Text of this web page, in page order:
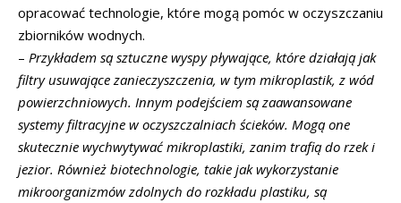
opracować technologie, które mogą pomóc w oczyszczaniu
zbiorników wodnych.
– Przykładem są sztuczne wyspy pływające, które działają jak
filtry usuwające zanieczyszczenia, w tym mikroplastik, z wód
powierzchniowych. Innym podejściem są zaawansowane
systemy filtracyjne w oczyszczalniach ścieków. Mogą one
skutecznie wychwytywać mikroplastiki, zanim trafią do rzek i
jezior. Również biotechnologie, takie jak wykorzystanie
mikroorganizmów zdolnych do rozkładu plastiku, są